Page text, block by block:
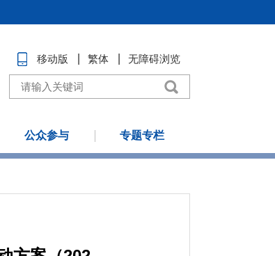
移动版 繁体 无障碍浏览
公众参与 专题专栏